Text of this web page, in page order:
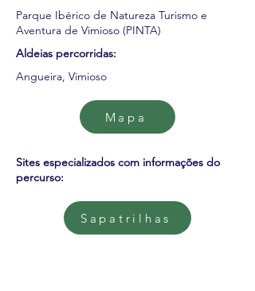
Parque Ibérico de Natureza Turismo e
Aventura de Vimioso (PINTA)
Aldeias percorridas:
Angueira, Vimioso
Mapa
Sites especializados com informações do
percurso:
Sapatrilhas